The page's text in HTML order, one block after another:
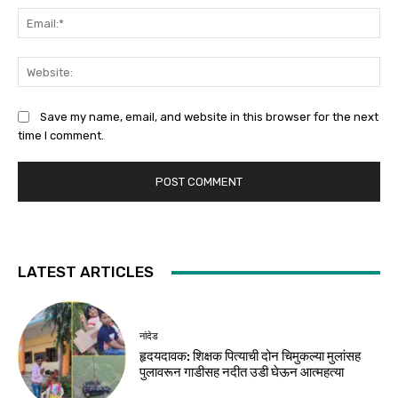
Save my name, email, and website in this browser for the next
time I comment.
LATEST ARTICLES
नांदेड
हृदयदावक: शिक्षक पित्याची दोन चिमुकल्या मुलांसह
पुलावरून गाडीसह नदीत उडी घेऊन आत्महत्या